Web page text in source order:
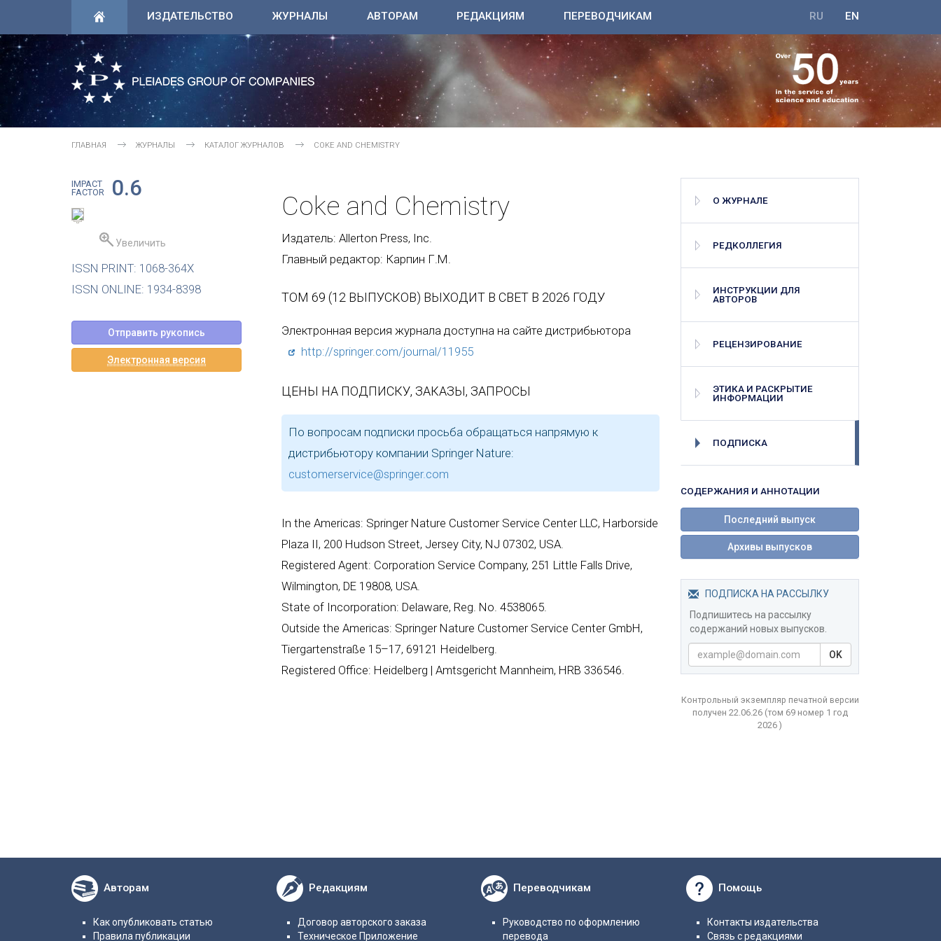
ИЗДАТЕЛЬСТВО ЖУРНАЛЫ АВТОРАМ РЕДАКЦИЯМ ПЕРЕВОДЧИКАМ EN
RU
ГЛАВНАЯ ЖУРНАЛЫ КАТАЛОГ ЖУРНАЛОВ COKE AND CHEMISTRY
IMPACT
FACTOR
0.6
Увеличить
ISSN PRINT: 1068-364X
ISSN ONLINE: 1934-8398
Отправить рукопись
Электронная версия
О ЖУРНАЛЕ
РЕДКОЛЛЕГИЯ
ИНСТРУКЦИИ ДЛЯ
АВТОРОВ
РЕЦЕНЗИРОВАНИЕ
ЭТИКА И РАСКРЫТИЕ
ИНФОРМАЦИИ
ПОДПИСКА
СОДЕРЖАНИЯ И АННОТАЦИИ
Последний выпуск
Архивы выпусков
ПОДПИСКА НА РАССЫЛКУ
Подпишитесь на рассылку
содержаний новых выпусков.
OK
Контрольный экземпляр печатной версии
получен 22.06.26 (том 69 номер 1 год
2026 )
Coke and Chemistry
Издатель: Allerton Press, Inc.
Главный редактор: Карпин Г.М.
ТОМ 69 (12 ВЫПУСКОВ) ВЫХОДИТ В СВЕТ В 2026 ГОДУ
Электронная версия журнала доступна на сайте дистрибьютора
http://springer.com/journal/11955
ЦЕНЫ НА ПОДПИСКУ, ЗАКАЗЫ, ЗАПРОСЫ
По вопросам подписки просьба обращаться напрямую к
дистрибьютору компании Springer Nature:
customerservice@springer.com
In the Americas: Springer Nature Customer Service Center LLC, Harborside
Plaza II, 200 Hudson Street, Jersey City, NJ 07302, USA.
Registered Agent: Corporation Service Company, 251 Little Falls Drive,
Wilmington, DE 19808, USA.
State of Incorporation: Delaware, Reg. No. 4538065.
Outside the Americas: Springer Nature Customer Service Center GmbH,
Tiergartenstraße 15–17, 69121 Heidelberg.
Registered Office: Heidelberg | Amtsgericht Mannheim, HRB 336546.
Авторам
Как опубликовать статью
Правила публикации
Редакциям
Договор авторского заказа
Техническое Приложение
Переводчикам
Руководство по оформлению
перевода
Помощь
Контакты издательства
Связь с редакциями